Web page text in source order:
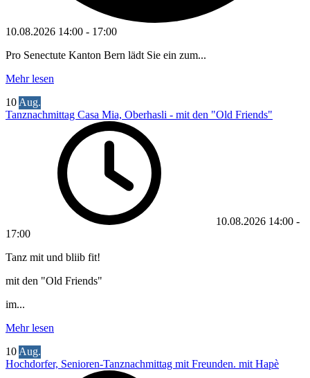
10.08.2026 14:00 - 17:00
Pro Senectute Kanton Bern lädt Sie ein zum...
Mehr lesen
10 Aug.
Tanznachmittag Casa Mia, Oberhasli - mit den "Old Friends"
10.08.2026 14:00 -
17:00
Tanz mit und bliib fit!
mit den "Old Friends"
im...
Mehr lesen
10 Aug.
Hochdorfer, Senioren-Tanznachmittag mit Freunden. mit Hapè